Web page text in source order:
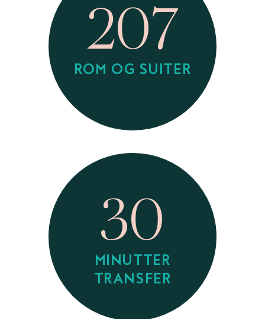
207
ROM OG SUITER
30
MINUTTER
TRANSFER